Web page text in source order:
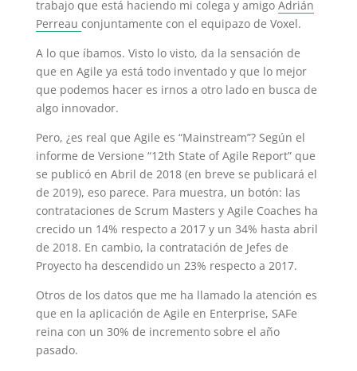
trabajo que está haciendo mi colega y amigo Adrián
Perreau conjuntamente con el equipazo de Voxel.
A lo que íbamos. Visto lo visto, da la sensación de
que en Agile ya está todo inventado y que lo mejor
que podemos hacer es irnos a otro lado en busca de
algo innovador.
Pero, ¿es real que Agile es “Mainstream”? Según el
informe de Versione “12th State of Agile Report” que
se publicó en Abril de 2018 (en breve se publicará el
de 2019), eso parece. Para muestra, un botón: las
contrataciones de Scrum Masters y Agile Coaches ha
crecido un 14% respecto a 2017 y un 34% hasta abril
de 2018. En cambio, la contratación de Jefes de
Proyecto ha descendido un 23% respecto a 2017.
Otros de los datos que me ha llamado la atención es
que en la aplicación de Agile en Enterprise, SAFe
reina con un 30% de incremento sobre el año
pasado.